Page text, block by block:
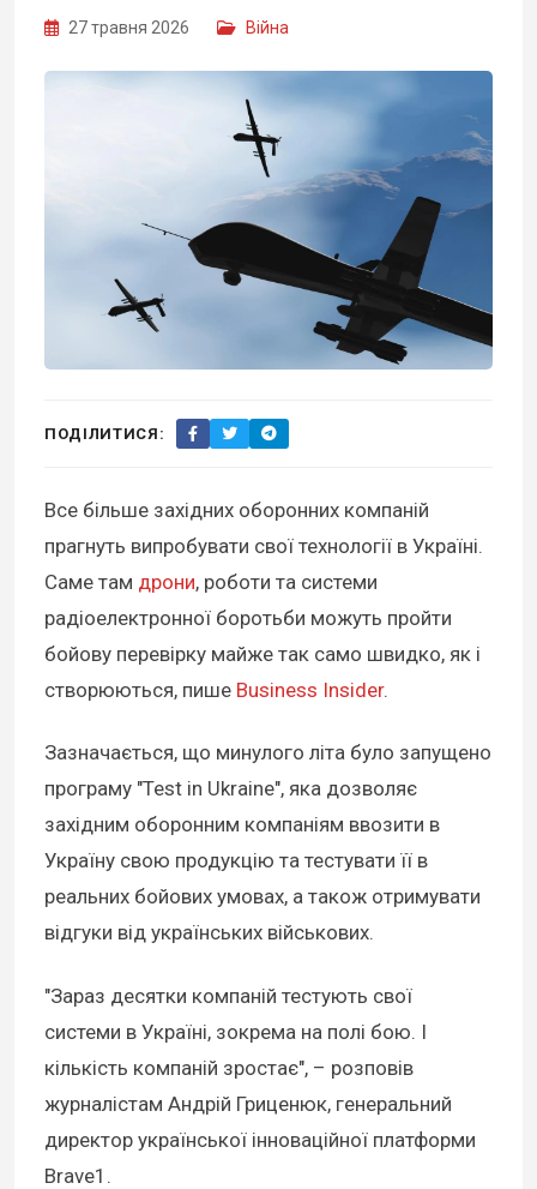
27 травня 2026 Війна
ПОДІЛИТИСЯ:
Все більше західних оборонних компаній
прагнуть випробувати свої технології в Україні.
Саме там дрони, роботи та системи
радіоелектронної боротьби можуть пройти
бойову перевірку майже так само швидко, як і
створюються, пише Business Insider.
Зазначається, що минулого літа було запущено
програму "Test in Ukraine", яка дозволяє
західним оборонним компаніям ввозити в
Україну свою продукцію та тестувати її в
реальних бойових умовах, а також отримувати
відгуки від українських військових.
"Зараз десятки компаній тестують свої
системи в Україні, зокрема на полі бою. І
кількість компаній зростає", – розповів
журналістам Андрій Гриценюк, генеральний
директор української інноваційної платформи
Brave1.